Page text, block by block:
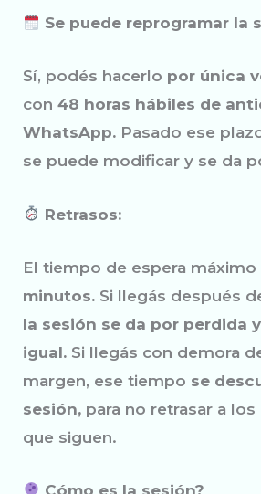
Se puede reprogramar la
Sí, podés hacerlo por única
con 48 horas hábiles de
WhatsApp. Pasado ese
se puede modificar y se da
Retrasos:
El tiempo de espera máximo
minutos. Si llegás después
la sesión se da por perdida
igual. Si llegás con demora
margen, ese tiempo se
sesión, para no retrasar a
que siguen.
Cómo es la sesión?